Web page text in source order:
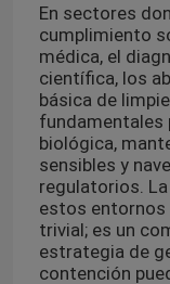
En sectores
cumplimiento
médica, el
científica, los
básica de
fundamentales
biológica,
sensibles y
regulatorios.
estos entornos
trivial; es un
estrategia de
contención